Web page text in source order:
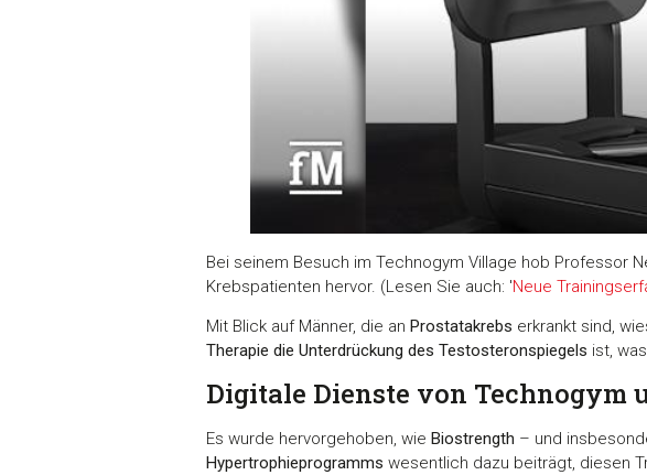
Bei seinem Besuch im Technogym Village hob Professor
Krebspatienten hervor. (Lesen Sie auch: 'Neue
Mit Blick auf Männer, die an Prostatakrebs erkrankt sind,
Therapie die Unterdrückung des Testosteronspiegels ist,
Digitale Dienste von Technogym
Es wurde hervorgehoben, wie Biostrength – und
Hypertrophieprogramms wesentlich dazu beiträgt, diesen